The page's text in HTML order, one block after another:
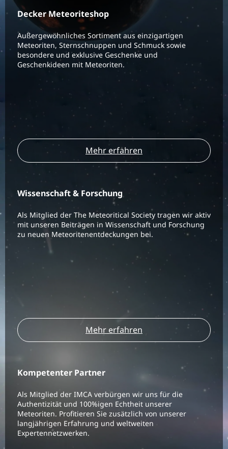
Decker Meteoriteshop
Außergewöhnliches Sortiment aus einzigartigen
Meteoriten, Sternschnuppen und Schmuck sowie
besondere und exklusive Geschenke und
Geschenkideen mit Meteoriten.
Mehr erfahren
Wissenschaft & Forschung
Als Mitglied der The Meteoritical Society tragen wir aktiv
mit unseren Beiträgen in Wissenschaft und Forschung
zu neuen Meteoritenentdeckungen bei.
Mehr erfahren
Kompetenter Partner
Als Mitglied der IMCA verbürgen wir uns für die
Authentizität und 100%igen Echtheit unserer
Meteoriten. Profitieren Sie zusätzlich von unserer
langjährigen Erfahrung und weltweiten
Expertennetzwerken.